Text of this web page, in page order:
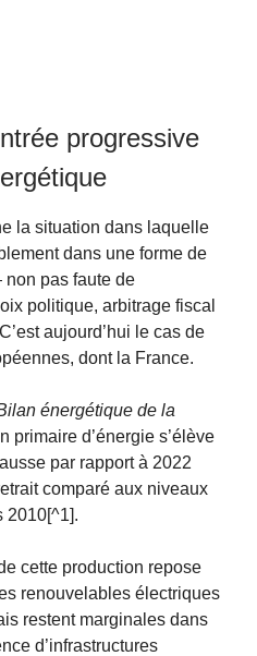
progressive
la situation dans laquelle
dans une forme de
pas faute de
politique, arbitrage fiscal
aujourd’hui le cas de
dont la France.
énergétique de la
primaire d’énergie s’élève
par rapport à 2022
comparé aux niveaux
2010[^1].
cette production repose
renouvelables électriques
restent marginales dans
d’infrastructures